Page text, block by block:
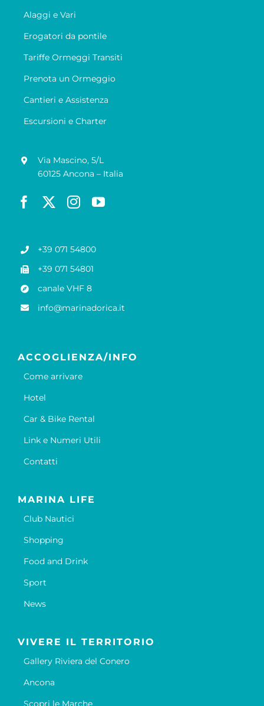
Alaggi e Vari
Erogatori da pontile
Tariffe Ormeggi Transiti
Prenota un Ormeggio
Cantieri e Assistenza
Escursioni e Charter
Via Mascino, 5/L
60125 Ancona – Italia
+39 071 54800
+39 071 54801
canale VHF 8
info@marinadorica.it
ACCOGLIENZA/INFO
Come arrivare
Hotel
Car & Bike Rental
Link e Numeri Utili
Contatti
MARINA LIFE
Club Nautici
Shopping
Food and Drink
Sport
News
VIVERE IL TERRITORIO
Gallery Riviera del Conero
Ancona